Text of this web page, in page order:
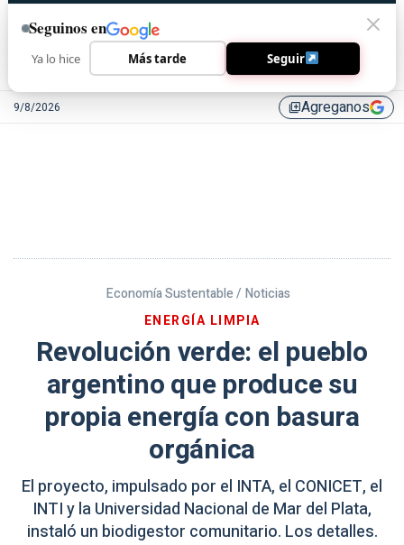
9/8/2026 library_addAgreganos
Economía Sustentable / Noticias
ENERGÍA LIMPIA
Revolución verde: el pueblo
argentino que produce su
propia energía con basura
orgánica
El proyecto, impulsado por el INTA, el CONICET, el
INTI y la Universidad Nacional de Mar del Plata,
instaló un biodigestor comunitario. Los detalles.
Seguinos en
Ya lo hice Más tarde Seguir